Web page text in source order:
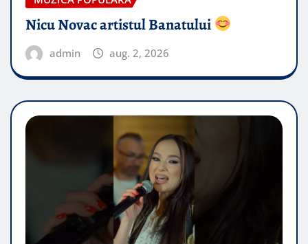
Nicu Novac artistul Banatului
admin aug. 2, 2026